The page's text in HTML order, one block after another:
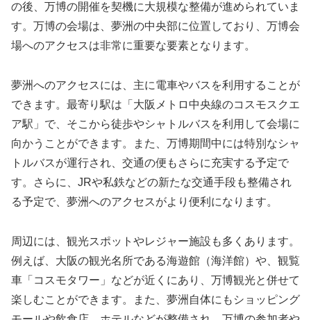
の後、万博の開催を契機に大規模な整備が進められていま
す。万博の会場は、夢洲の中央部に位置しており、万博会
場へのアクセスは非常に重要な要素となります。
夢洲へのアクセスには、主に電車やバスを利用することが
できます。最寄り駅は「大阪メトロ中央線のコスモスクエ
ア駅」で、そこから徒歩やシャトルバスを利用して会場に
向かうことができます。また、万博期間中には特別なシャ
トルバスが運行され、交通の便もさらに充実する予定で
す。さらに、JRや私鉄などの新たな交通手段も整備され
る予定で、夢洲へのアクセスがより便利になります。
周辺には、観光スポットやレジャー施設も多くあります。
例えば、大阪の観光名所である海遊館（海洋館）や、観覧
車「コスモタワー」などが近くにあり、万博観光と併せて
楽しむことができます。また、夢洲自体にもショッピング